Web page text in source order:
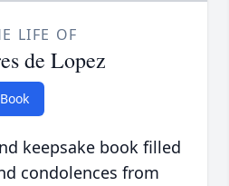
LIFE OF
de Lopez
keepsake book filled
condolences from